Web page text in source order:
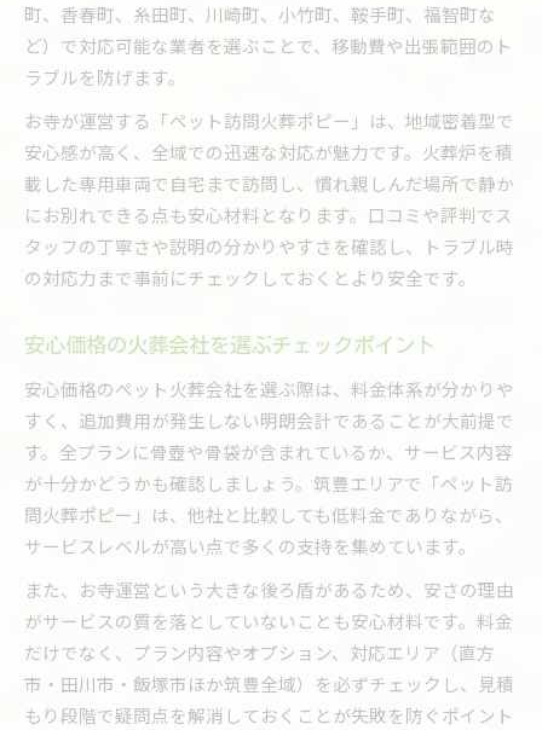
町、香春町、糸田町、川崎町、小竹町、鞍手町、福智町な
ど）で対応可能な業者を選ぶことで、移動費や出張範囲のト
ラブルを防げます。
お寺が運営する「ペット訪問火葬ポピー」は、地域密着型で
安心感が高く、全域での迅速な対応が魅力です。火葬炉を積
載した専用車両で自宅まで訪問し、慣れ親しんだ場所で静か
にお別れできる点も安心材料となります。口コミや評判でス
タッフの丁寧さや説明の分かりやすさを確認し、トラブル時
の対応力まで事前にチェックしておくとより安全です。
安心価格の火葬会社を選ぶチェックポイント
安心価格のペット火葬会社を選ぶ際は、料金体系が分かりや
すく、追加費用が発生しない明朗会計であることが大前提で
す。全プランに骨壺や骨袋が含まれているか、サービス内容
が十分かどうかも確認しましょう。筑豊エリアで「ペット訪
問火葬ポピー」は、他社と比較しても低料金でありながら、
サービスレベルが高い点で多くの支持を集めています。
また、お寺運営という大きな後ろ盾があるため、安さの理由
がサービスの質を落としていないことも安心材料です。料金
だけでなく、プラン内容やオプション、対応エリア（直方
市・田川市・飯塚市ほか筑豊全域）を必ずチェックし、見積
もり段階で疑問点を解消しておくことが失敗を防ぐポイント